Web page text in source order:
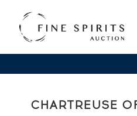
CHARTREUSE